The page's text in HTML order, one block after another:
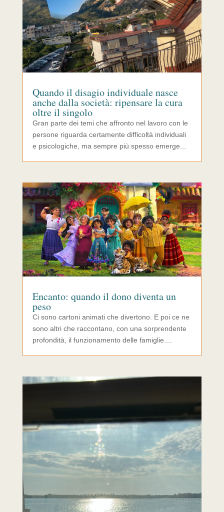
Quando il disagio individuale nasce
anche dalla società: ripensare la cura
oltre il singolo
Gran parte dei temi che affronto nel lavoro con le
persone riguarda certamente difficoltà individuali
e psicologiche, ma sempre più spesso emerge...
Encanto: quando il dono diventa un
peso
Ci sono cartoni animati che divertono. E poi ce ne
sono altri che raccontano, con una sorprendente
profondità, il funzionamento delle famiglie....